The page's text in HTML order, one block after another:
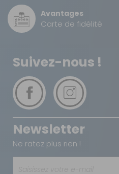
Avantages
Carte de fidélité
Suivez-nous !
Newsletter
Ne ratez plus rien !